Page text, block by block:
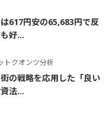
は617円安の65,683円で反
好...
トクオンツ分析
街の戦略を応用した「良い
法...